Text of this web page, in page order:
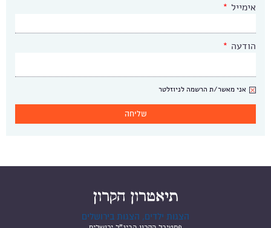
אימייל *
הודעה *
ניוזלטר
אני מאשר/ת הרשמה לניוזלטר
הצגות ילדים, הצגות בירושלים